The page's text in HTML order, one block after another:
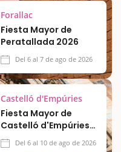
Forallac
Fiesta Mayor de
Peratallada 2026
Del 6 al 7 de ago de 2026
Castelló d'Empúries
Fiesta Mayor de
Castelló d'Empúries
2026Del 6 al 10 de ago de 2026